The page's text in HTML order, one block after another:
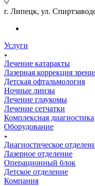
г. Липецк, ул.
Услуги
Лечение катаракты
Лазерная коррекция
Детская офтальмология
Ночные линзы
Лечение глаукомы
Лечение сетчатки
Комплексная диагностика
Оборудование
Диагностическое
Лазерное отделение
Операционный блок
Детское отделение
Компания